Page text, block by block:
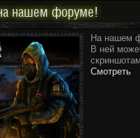
нашем форуме!
На нашем
В ней
Смотреть